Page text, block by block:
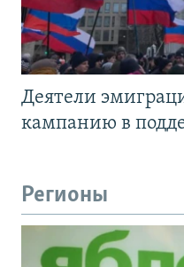
Деятели
кампанию в
Регионы